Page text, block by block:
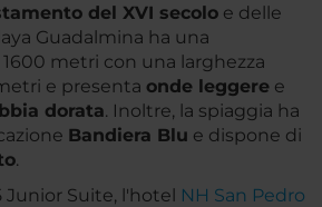
del XVI secolo e delle
Guadalmina ha una
metri con una larghezza
e presenta onde leggere e
dorata. Inoltre, la spiaggia ha
Bandiera Blu e dispone di
.
Junior Suite, l'hotel NH San Pedro